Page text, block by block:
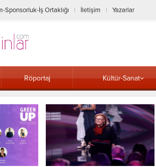
Sponsorluk-İş Ortaklığı İletişim Yazarlar
Röportaj Kültür-Sanat